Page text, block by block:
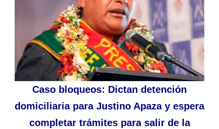
Caso bloqueos: Dictan detención
domiciliaria para Justino Apaza y espera
completar trámites para salir de la